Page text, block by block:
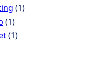
(1)
(1)
(1)